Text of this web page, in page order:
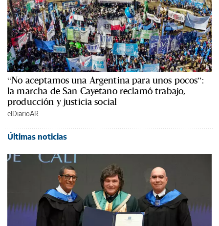
“No aceptamos una Argentina para unos pocos”:
la marcha de San Cayetano reclamó trabajo,
producción y justicia social
elDiarioAR
Últimas noticias